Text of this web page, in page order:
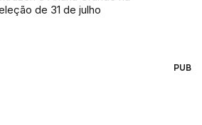
de 31 de julho
PUB